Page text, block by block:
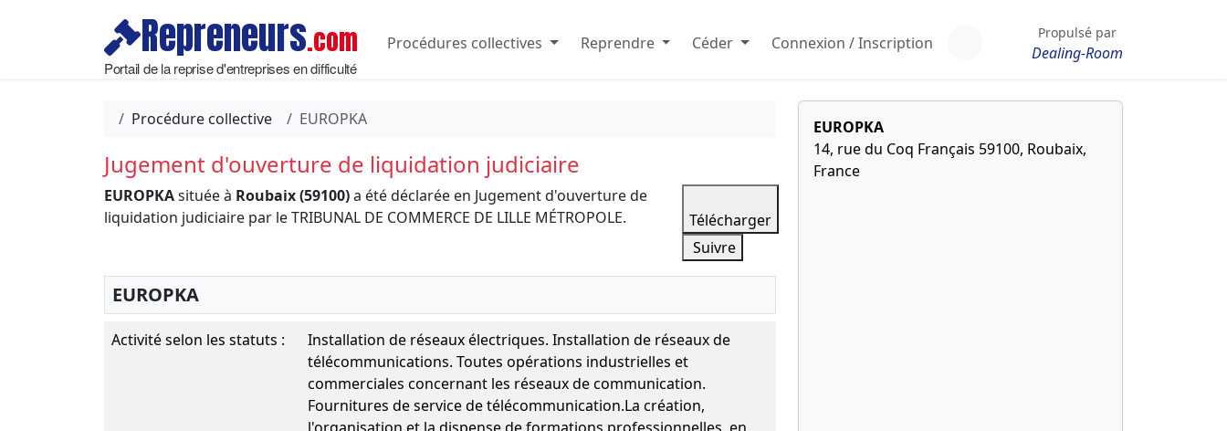
Repreneurs.com
Portail de la reprise d'entreprises en difficulté
Procédures collectives Reprendre Céder Connexion / Inscription
Propulsé par
Dealing-Room
Procédure collective EUROPKA
Jugement d'ouverture de liquidation judiciaire
EUROPKAsituée à Roubaix (59100)a été déclarée en Jugement d'ouverture de
liquidation judiciaire par le TRIBUNAL DE COMMERCE DE LILLE MÉTROPOLE.
Télécharger
Suivre
EUROPKA
Activité selon les statuts :
Installation de réseaux électriques. Installation de réseaux de
télécommunications. Toutes opérations industrielles et
commerciales concernant les réseaux de communication.
Fournitures de service de télécommunication.La création,
EUROPKA
14, rue du Coq Français 59100, Roubaix,
France